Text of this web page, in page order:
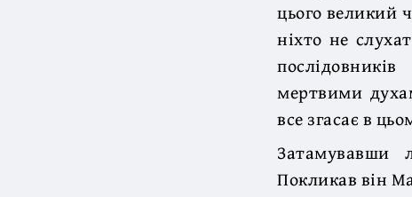
цього великий
ніхто не
мертвими
все згасає в
Затамувавши
Покликав він